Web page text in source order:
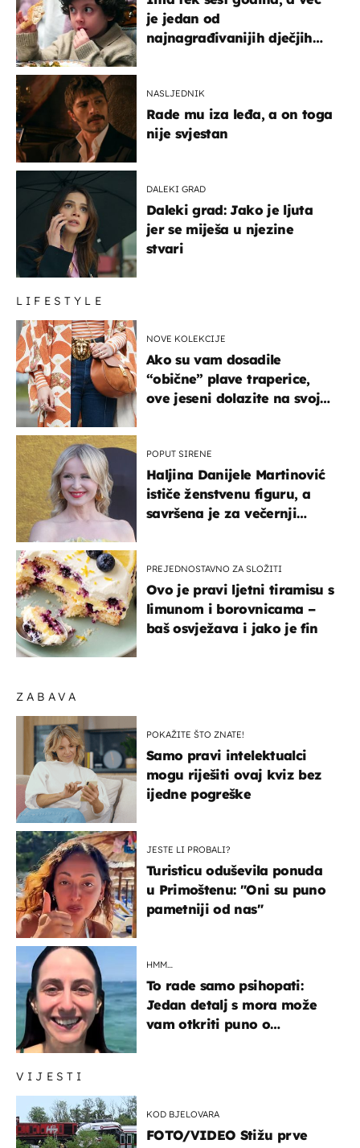
VIJESTI
KOD BJELOVARA
FOTO/VIDEO Stižu prve
ZABAVA
POKAŽITE ŠTO ZNATE!
Samo pravi intelektualci
mogu riješiti ovaj kviz bez
ijedne pogreške
JESTE LI PROBALI?
Turisticu oduševila ponuda
u Primoštenu: "Oni su puno
pametniji od nas"
HMM…
To rade samo psihopati:
Jedan detalj s mora može
vam otkriti puno o
je jedan od
najnagrađivanijih dječjih
NASLJEDNIK
Rade mu iza leđa, a on toga
nije svjestan
DALEKI GRAD
Daleki grad: Jako je ljuta
jer se miješa u njezine
stvari
LIFESTYLE
NOVE KOLEKCIJE
Ako su vam dosadile
“obične” plave traperice,
ove jeseni dolazite na svoje
POPUT SIRENE
Haljina Danijele Martinović
ističe ženstvenu figuru, a
savršena je za večernji
PREJEDNOSTAVNO ZA SLOŽITI
Ovo je pravi ljetni tiramisu s
limunom i borovnicama –
baš osvježava i jako je fin